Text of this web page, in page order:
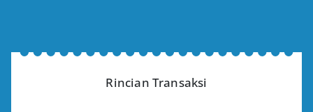
Rincian Transaksi